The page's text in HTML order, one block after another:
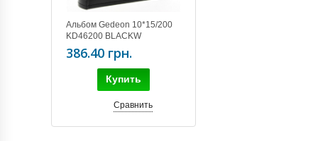
Альбом Gedeon 10*15/200
KD46200 BLACKW
386.40 грн.
Купить
Сравнить